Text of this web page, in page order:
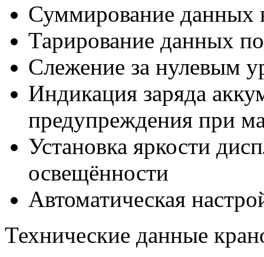
Суммирование данных
Тарирование данных
Слежение за нулевым
Индикация заряда
предупреждения при
Установка яркости
освещённости
Автоматическая
Технические данные